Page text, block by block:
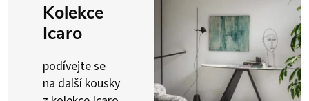
Kolekce
Icaro
podívejte se
na další kousky